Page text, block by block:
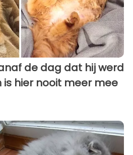
de dag dat hij werd
hier nooit meer mee